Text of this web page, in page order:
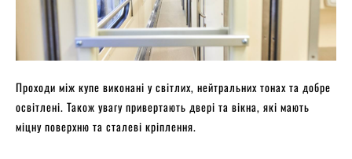
Проходи між купе виконані у світлих, нейтральних тонах та добре
освітлені. Також увагу привертають двері та вікна, які мають
міцну поверхню та сталеві кріплення.